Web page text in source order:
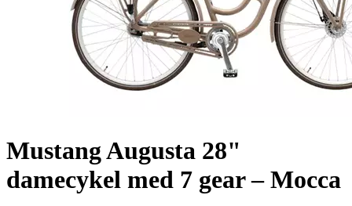
Mustang Augusta 28"
damecykel med 7 gear – Mocca